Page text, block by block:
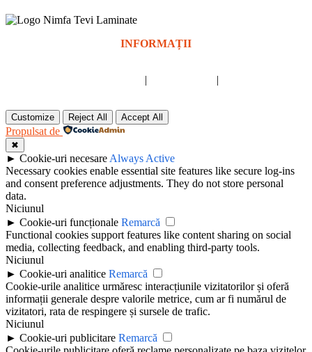
INFORMAȚII
|
|
Customize Reject All Accept All
Propulsat de
✖
► Cookie-uri necesare Always Active
Necessary cookies enable essential site features like secure log-ins
and consent preference adjustments. They do not store personal
data.
Niciunul
► Cookie-uri funcționale Remarcă
Functional cookies support features like content sharing on social
media, collecting feedback, and enabling third-party tools.
Niciunul
► Cookie-uri analitice Remarcă
Cookie-urile analitice urmăresc interacțiunile vizitatorilor și oferă
informații generale despre valorile metrice, cum ar fi numărul de
vizitatori, rata de respingere și sursele de trafic.
Niciunul
► Cookie-uri publicitare Remarcă